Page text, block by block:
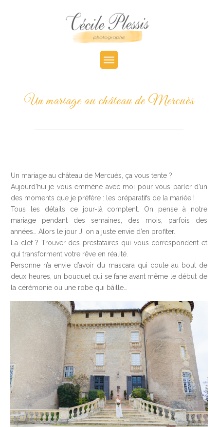
Un mariage au château de Mercuès
Un mariage au château de Mercuès, ça vous tente ?
Aujourd’hui je vous emmène avec moi pour vous parler d’un
des moments que je préfère : les préparatifs de la mariée !
Tous les détails ce jour-là comptent. On pense à notre
mariage pendant des semaines, des mois, parfois des
années… Alors le jour J, on a juste envie d’en profiter.
La clef ? Trouver des prestataires qui vous correspondent et
qui transforment votre rêve en réalité.
Personne n’a envie d’avoir du mascara qui coule au bout de
deux heures, un bouquet qui se fane avant même le début de
la cérémonie ou une robe qui bâille…